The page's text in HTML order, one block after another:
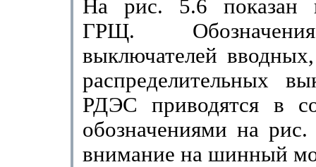
На рис. 5.6 показан
ГРЩ.
выключателей
распределительных
РДЭС приводятся в
обозначениями на
внимание на шинный